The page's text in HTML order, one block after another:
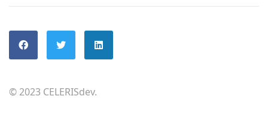
© 2023 CELERISdev.